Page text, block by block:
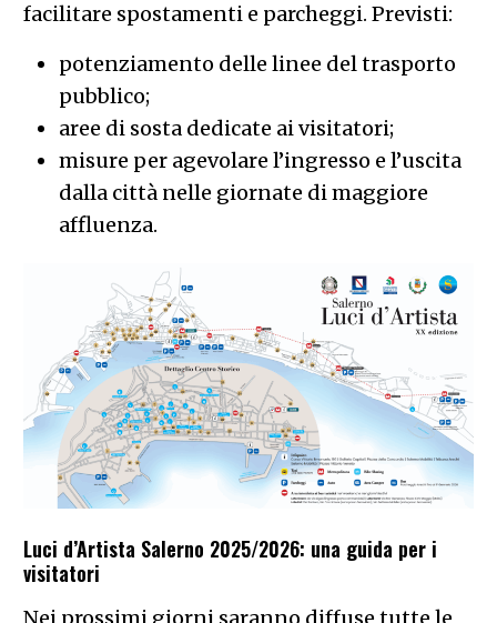
facilitare spostamenti e parcheggi. Previsti:
potenziamento delle linee del trasporto
pubblico;
aree di sosta dedicate ai visitatori;
misure per agevolare l’ingresso e l’uscita
dalla città nelle giornate di maggiore
affluenza.
Luci d’Artista Salerno 2025/2026: una guida per i
visitatori
Nei prossimi giorni saranno diffuse tutte le